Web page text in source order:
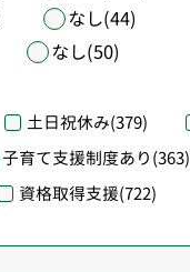
なし(44)
なし(50)
土日祝休み(379)
子育て支援制度あり(363)
資格取得支援(722)